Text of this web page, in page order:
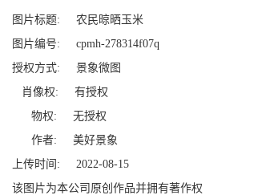
图片标题: 农民晾晒玉米
图片编号: cpmh-278314f07q
授权方式: 景象微图
肖像权: 有授权
物权: 无授权
作者: 美好景象
上传时间: 2022-08-15
该图片为本公司原创作品并拥有著作权